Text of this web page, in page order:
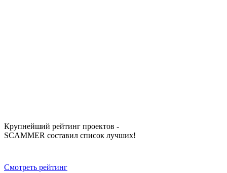
Крупнейший рейтинг проектов -
SCAMMER составил список лучших!
Смотреть рейтинг